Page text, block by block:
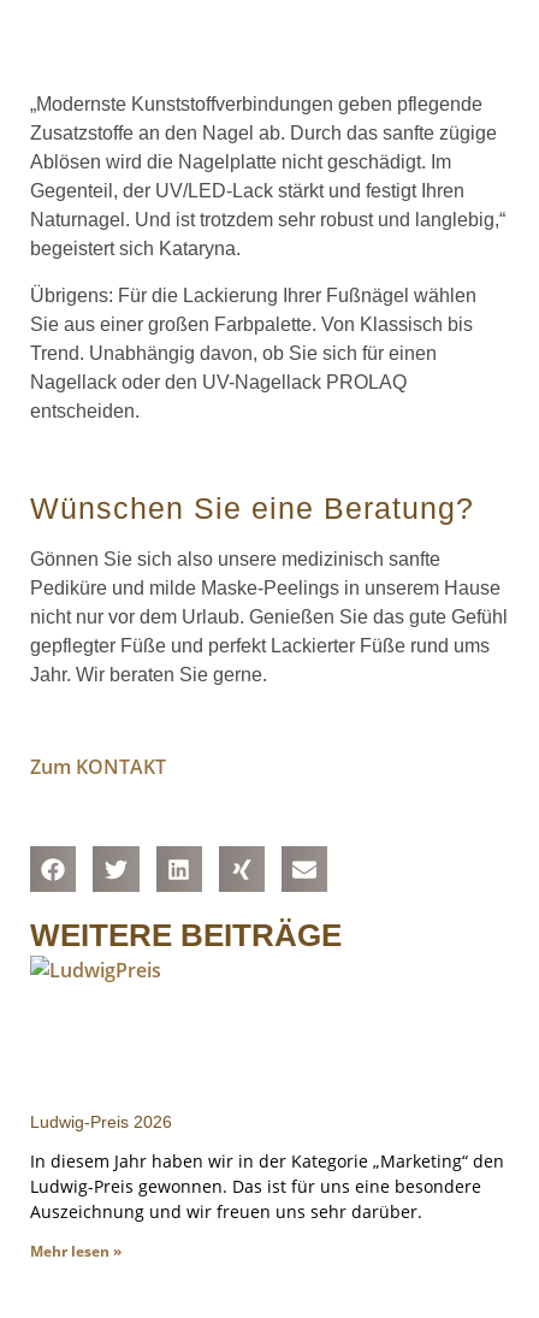
„Modernste Kunststoffverbindungen geben pflegende
Zusatzstoffe an den Nagel ab. Durch das sanfte zügige
Ablösen wird die Nagelplatte nicht geschädigt. Im
Gegenteil, der UV/LED-Lack stärkt und festigt Ihren
Naturnagel. Und ist trotzdem sehr robust und langlebig,“
begeistert sich Kataryna.
Übrigens: Für die Lackierung Ihrer Fußnägel wählen
Sie aus einer großen Farbpalette. Von Klassisch bis
Trend. Unabhängig davon, ob Sie sich für einen
Nagellack oder den UV-Nagellack PROLAQ
entscheiden.
Wünschen Sie eine Beratung?
Gönnen Sie sich also unsere medizinisch sanfte
Pediküre und milde Maske-Peelings in unserem Hause
nicht nur vor dem Urlaub. Genießen Sie das gute Gefühl
gepflegter Füße und perfekt Lackierter Füße rund ums
Jahr. Wir beraten Sie gerne.
Zum KONTAKT
WEITERE BEITRÄGE
Ludwig-Preis 2026
In diesem Jahr haben wir in der Kategorie „Marketing“ den
Ludwig-Preis gewonnen. Das ist für uns eine besondere
Auszeichnung und wir freuen uns sehr darüber.
Mehr lesen »